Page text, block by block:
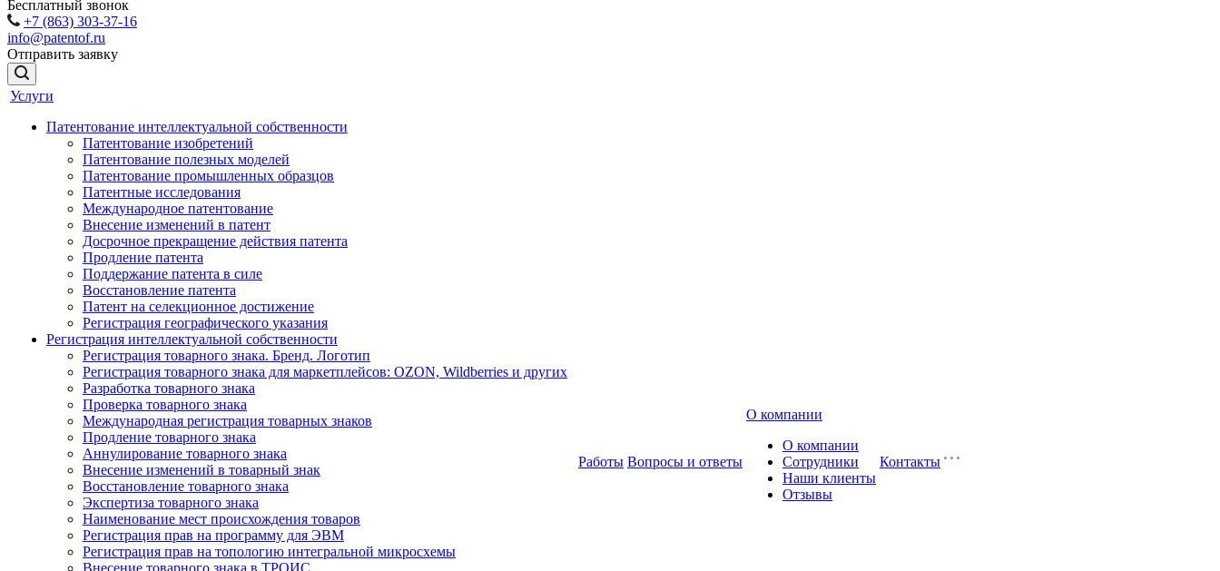
Бесплатный звонок
+7 (863) 303-37-16
info@patentof.ru
Отправить заявку
Услуги
Патентование интеллектуальной собственности
Патентование изобретений
Патентование полезных моделей
Патентование промышленных образцов
Патентные исследования
Международное патентование
Внесение изменений в патент
Досрочное прекращение действия патента
Продление патента
Поддержание патента в силе
Восстановление патента
Патент на селекционное достижение
Регистрация географического указания
Регистрация интеллектуальной собственности
Регистрация товарного знака. Бренд. Логотип
Регистрация товарного знака для маркетплейсов: OZON, Wildberries и других
Разработка товарного знака
Проверка товарного знака
Международная регистрация товарных знаков
Продление товарного знака
Аннулирование товарного знака
Внесение изменений в товарный знак
Восстановление товарного знака
Экспертиза товарного знака
Наименование мест происхождения товаров
Регистрация прав на программу для ЭВМ
Регистрация прав на топологию интегральной микросхемы
Внесение товарного знака в ТРОИС
Работы Вопросы и ответы
О компании
О компании
Сотрудники
Наши клиенты
Отзывы
Контакты